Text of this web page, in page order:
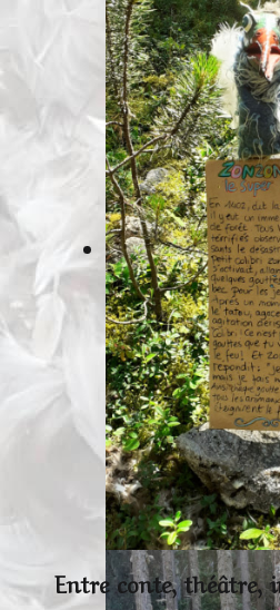
Entre conte, théâtre,